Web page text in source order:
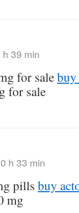
39 min
for sale
for sale
h 33 min
pills buy
mg